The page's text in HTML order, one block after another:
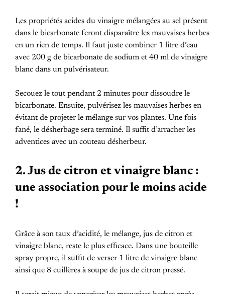
Les propriétés acides du vinaigre mélangées au sel présent
dans le bicarbonate feront disparaître les mauvaises herbes
en un rien de temps. Il faut juste combiner 1 litre d’eau
avec 200 g de bicarbonate de sodium et 40 ml de vinaigre
blanc dans un pulvérisateur.
Secouez le tout pendant 2 minutes pour dissoudre le
bicarbonate. Ensuite, pulvérisez les mauvaises herbes en
évitant de projeter le mélange sur vos plantes. Une fois
fané, le désherbage sera terminé. Il suffit d’arracher les
adventices avec un couteau désherbeur.
2. Jus de citron et vinaigre blanc :
une association pour le moins acide
!
Grâce à son taux d’acidité, le mélange, jus de citron et
vinaigre blanc, reste le plus efficace. Dans une bouteille
spray propre, il suffit de verser 1 litre de vinaigre blanc
ainsi que 8 cuillères à soupe de jus de citron pressé.